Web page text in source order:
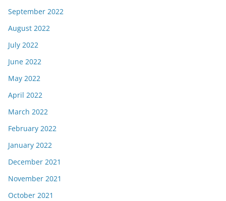
September 2022
August 2022
July 2022
June 2022
May 2022
April 2022
March 2022
February 2022
January 2022
December 2021
November 2021
October 2021